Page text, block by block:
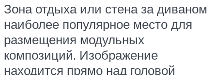
Зона отдыха или стена за диваном
наиболее популярное место для
размещения модульных
композиций. Изображение
находится прямо над головой